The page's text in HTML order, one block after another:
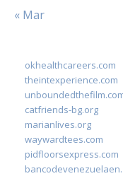
« Mar
okhealthcareers.com
theintexperience.com
catfriends-bg.org
marianlives.org
waywardtees.com
pidfloorsexpress.com